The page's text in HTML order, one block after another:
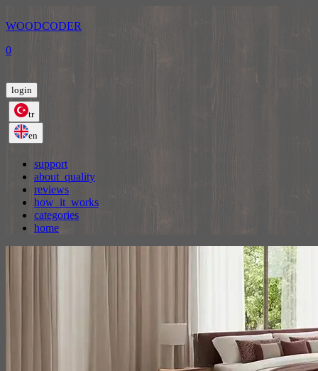
WOODCODER
0
login
tr
en
support
about_quality
reviews
how_it_works
categories
home